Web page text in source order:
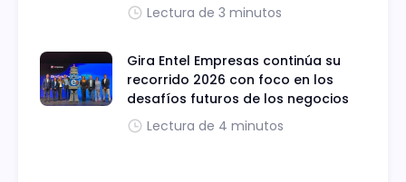
Lectura de 3 minutos
Gira Entel Empresas continúa su
recorrido 2026 con foco en los
desafíos futuros de los negocios
Lectura de 4 minutos